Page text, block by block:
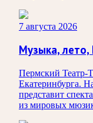
7 августа 2026
Музыка, лето,
Пермский Театр-
Екатеринбурга.
представит
из мировых